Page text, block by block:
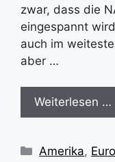
zwar, dass die
eingespannt
auch im
aber …
Weiterlesen …
Kategorien
Amerika,